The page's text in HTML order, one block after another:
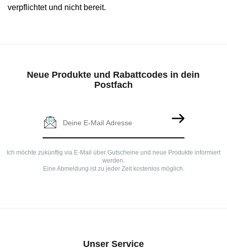
verpflichtet und nicht bereit.
Neue Produkte und Rabattcodes in dein
Postfach
Ich möchte zukünftig via E-Mail über Gutscheine und neue Produkte informiert
werden.
Eine Abmeldung ist zu jeder Zeit kostenlos möglich.
Unser Service